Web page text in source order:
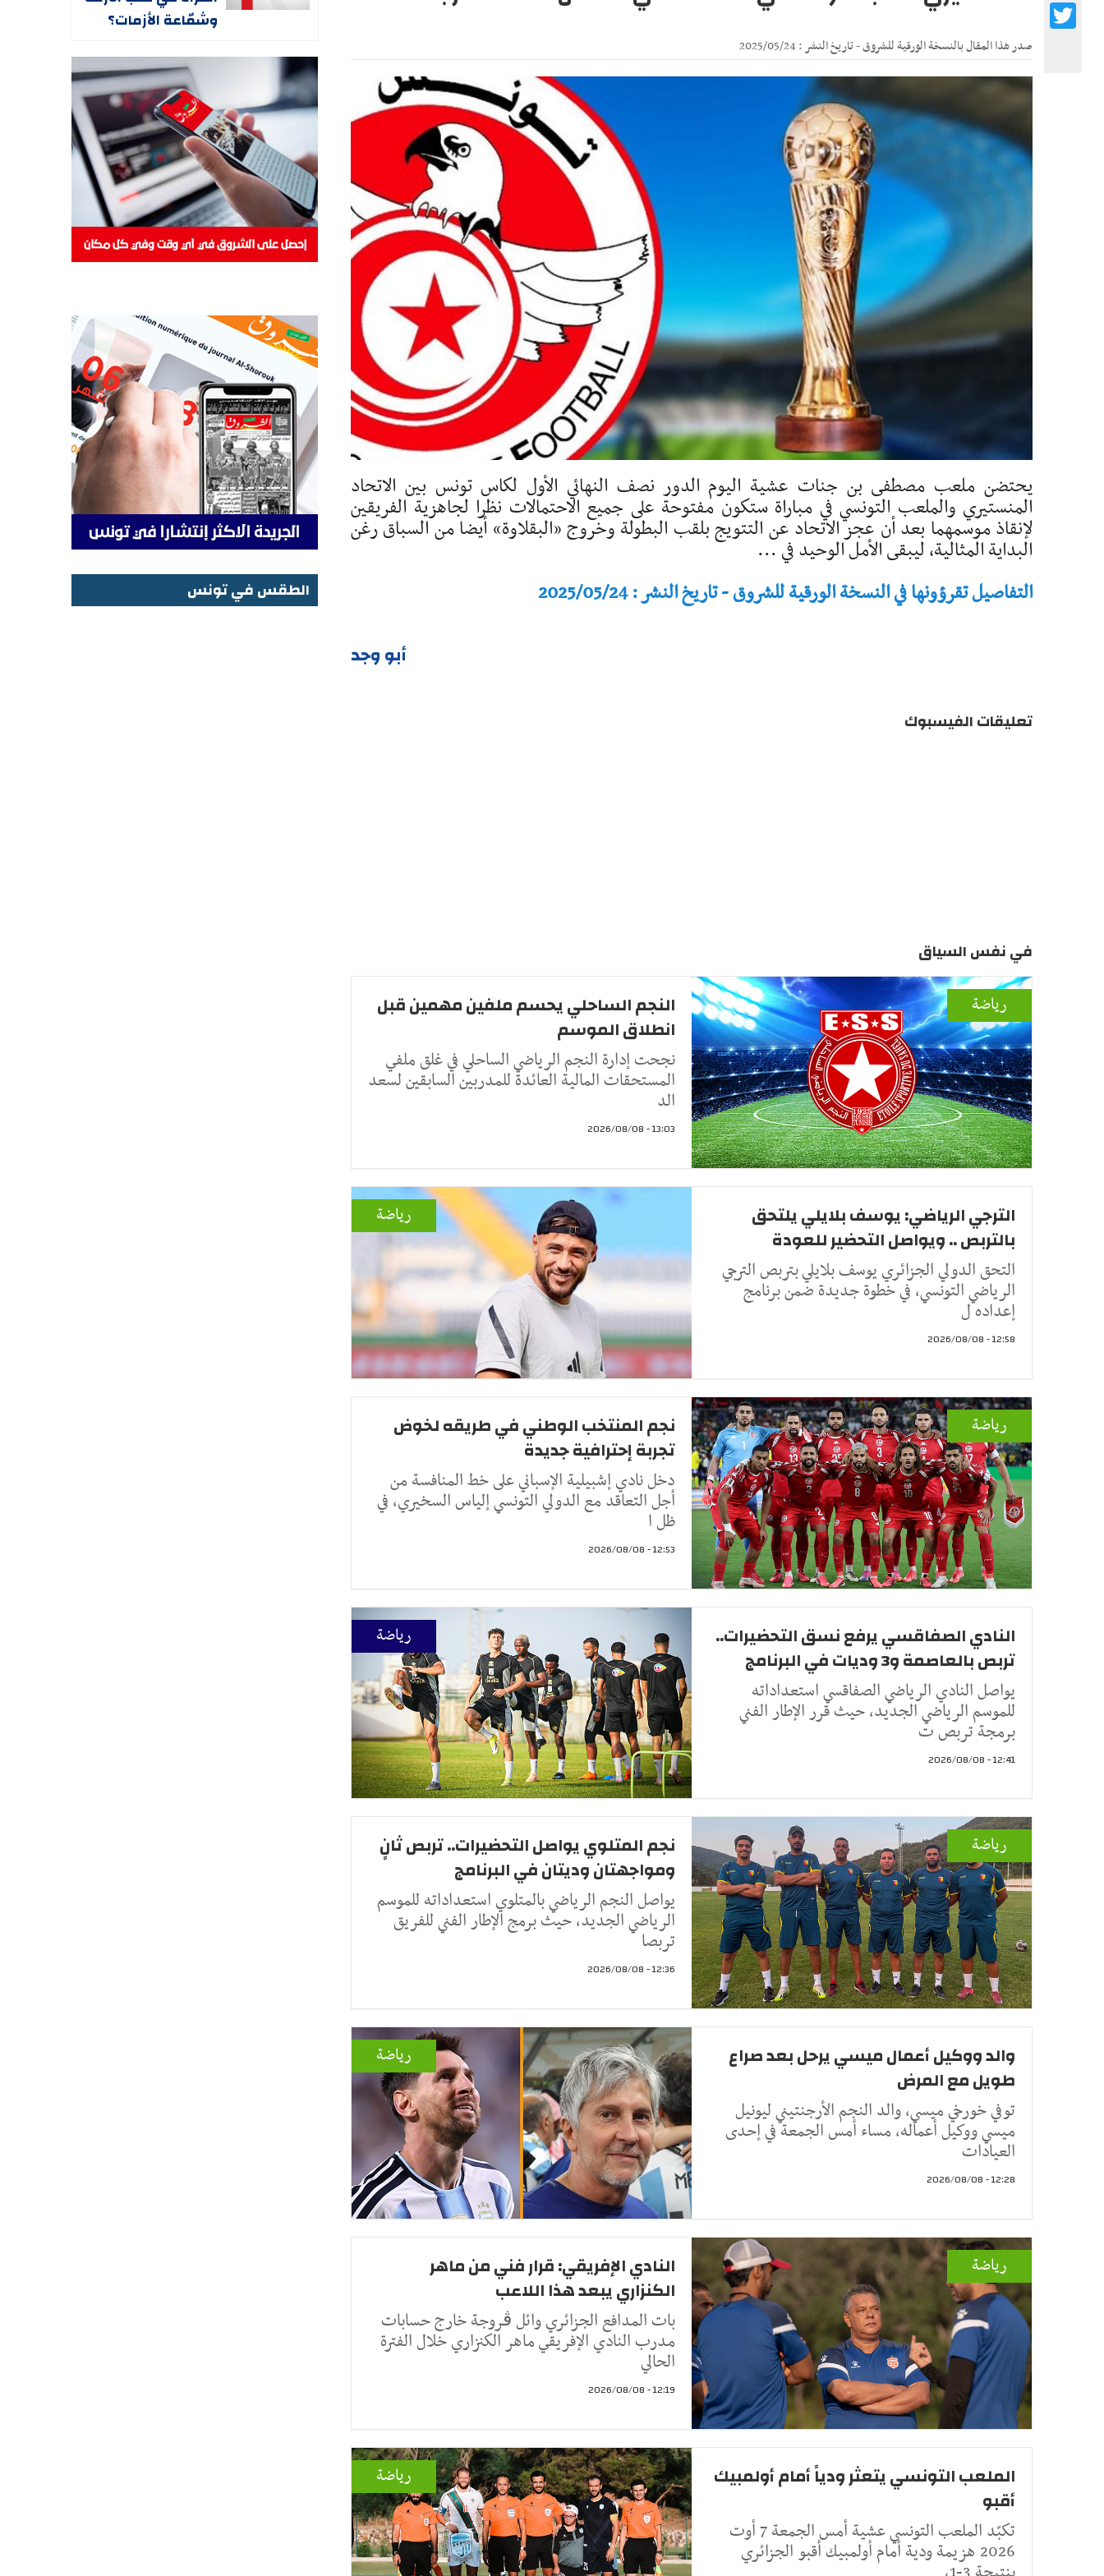
صدر هذا المقال بالنسخة الورقية للشروق - تاريخ النشر : 2025/05/24
يحتضن ملعب مصطفى بن جنات عشية اليوم الدور نصف النهائي الأول لكاس تونس بين الاتحاد
المنستيري والملعب التونسي في مباراة ستكون مفتوحة على جميع الاحتمالات نظرا لجاهزية الفريقين
لإنقاذ موسمهما بعد أن عجز الاتحاد عن التتويج بلقب البطولة وخروج «البقلاوة» أيضا من السباق رغن
البداية المثالية، ليبقى الأمل الوحيد في ...
التفاصيل تقرؤونها في النسخة الورقية للشروق - تاريخ النشر : 2025/05/24
أبو وجد
Twitter
تعليقات الفيسبوك
في نفس السياق
رياضة
النجم الساحلي يحسم ملفين مهمين قبل
انطلاق الموسم
نجحت إدارة النجم الرياضي الساحلي في غلق ملفي
المستحقات المالية العائدة للمدربين السابقين لسعد
الد
13:03 - 2026/08/08
رياضة
الترجي الرياضي: يوسف بلايلي يلتحق
بالتربص .. ويواصل التحضير للعودة
التحق الدولي الجزائري يوسف بلايلي بتربص الترجي
الرياضي التونسي، في خطوة جديدة ضمن برنامج
إعداده ل
12:58 - 2026/08/08
رياضة
نجم المنتخب الوطني في طريقه لخوض
تجربة إحترافية جديدة
دخل نادي إشبيلية الإسباني على خط المنافسة من
أجل التعاقد مع الدولي التونسي إلياس السخيري، في
ظل ا
12:53 - 2026/08/08
رياضة
النادي الصفاقسي يرفع نسق التحضيرات..
تربص بالعاصمة و3 وديات في البرنامج
يواصل النادي الرياضي الصفاقسي استعداداته
للموسم الرياضي الجديد، حيث قرر الإطار الفني
برمجة تربص ت
12:41 - 2026/08/08
رياضة
نجم المتلوي يواصل التحضيرات.. تربص ثانٍ
ومواجهتان وديتان في البرنامج
يواصل النجم الرياضي بالمتلوي استعداداته للموسم
الرياضي الجديد، حيث برمج الإطار الفني للفريق
تربصا
12:36 - 2026/08/08
رياضة
والد ووكيل أعمال ميسي يرحل بعد صراع
طويل مع المرض
توفي خورخي ميسي، والد النجم الأرجنتيني ليونيل
ميسي ووكيل أعماله، مساء أمس الجمعة في إحدى
العيادات
12:28 - 2026/08/08
رياضة
النادي الإفريقي: قرار فني من ماهر
الكنزاري يبعد هذا اللاعب
بات المدافع الجزائري وائل ڤروجة خارج حسابات
مدرب النادي الإفريقي ماهر الكنزاري خلال الفترة
الحالي
12:19 - 2026/08/08
رياضة
الملعب التونسي يتعثر ودياً أمام أولمبيك
أقبو
تكبّد الملعب التونسي عشية أمس الجمعة 7 أوت
2026 هزيمة ودية أمام أولمبيك أقبو الجزائري
وشمّاعة الأزمات؟
الطقس في تونس